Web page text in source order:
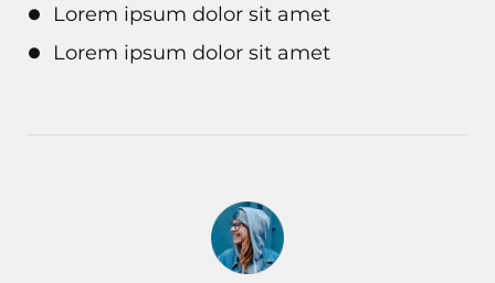
Lorem ipsum dolor sit amet
Lorem ipsum dolor sit amet